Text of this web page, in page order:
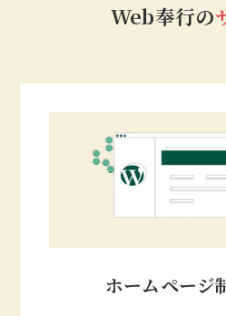
Web奉行の
ホームページ